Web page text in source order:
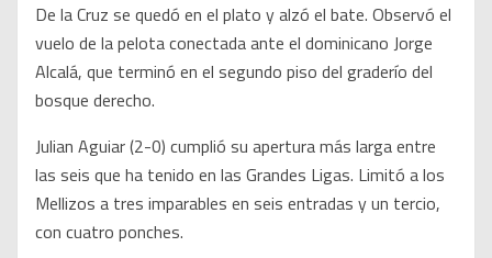
De la Cruz se quedó en el plato y alzó el bate. Observó el
vuelo de la pelota conectada ante el dominicano Jorge
Alcalá, que terminó en el segundo piso del graderío del
bosque derecho.
Julian Aguiar (2-0) cumplió su apertura más larga entre
las seis que ha tenido en las Grandes Ligas. Limitó a los
Mellizos a tres imparables en seis entradas y un tercio,
con cuatro ponches.